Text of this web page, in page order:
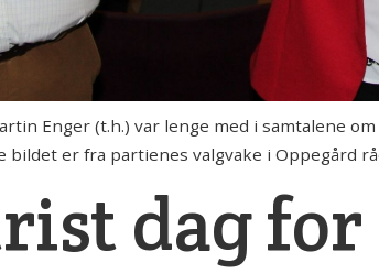
Enger (t.h.) var lenge med i samtalene
bildet er fra partienes valgvake i Oppegård
dag